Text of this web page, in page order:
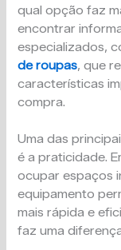
qual opção faz
encontrar
especializados,
de roupas, que
características
compra.
Uma das
é a praticidade.
ocupar espaços
equipamento
mais rápida e
faz uma